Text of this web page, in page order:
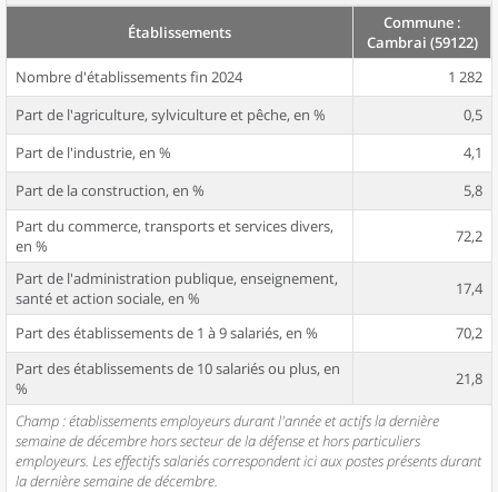
Établissements
Commune :
Cambrai (59122)
Nombre d'établissements fin 2024
1 282
Part de l'agriculture, sylviculture et pêche, en %
0,5
Part de l'industrie, en %
4,1
Part de la construction, en %
5,8
Part du commerce, transports et services divers,
en %
72,2
Part de l'administration publique, enseignement,
santé et action sociale, en %
17,4
Part des établissements de 1 à 9 salariés, en %
70,2
Part des établissements de 10 salariés ou plus, en
%
21,8
Champ : établissements employeurs durant l'année et actifs la dernière
semaine de décembre hors secteur de la défense et hors particuliers
employeurs. Les effectifs salariés correspondent ici aux postes présents durant
la dernière semaine de décembre.